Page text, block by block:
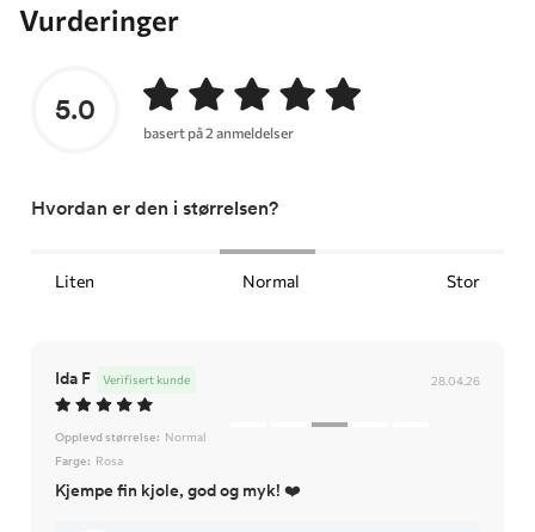
Vurderinger
5.0
basert på 2 anmeldelser
Hvordan er den i størrelsen?
Liten Normal Stor
Ida F 28.04.26
Verifisert kunde
Opplevd størrelse: Normal
Farge: Rosa
Kjempe fin kjole, god og myk! ❤️